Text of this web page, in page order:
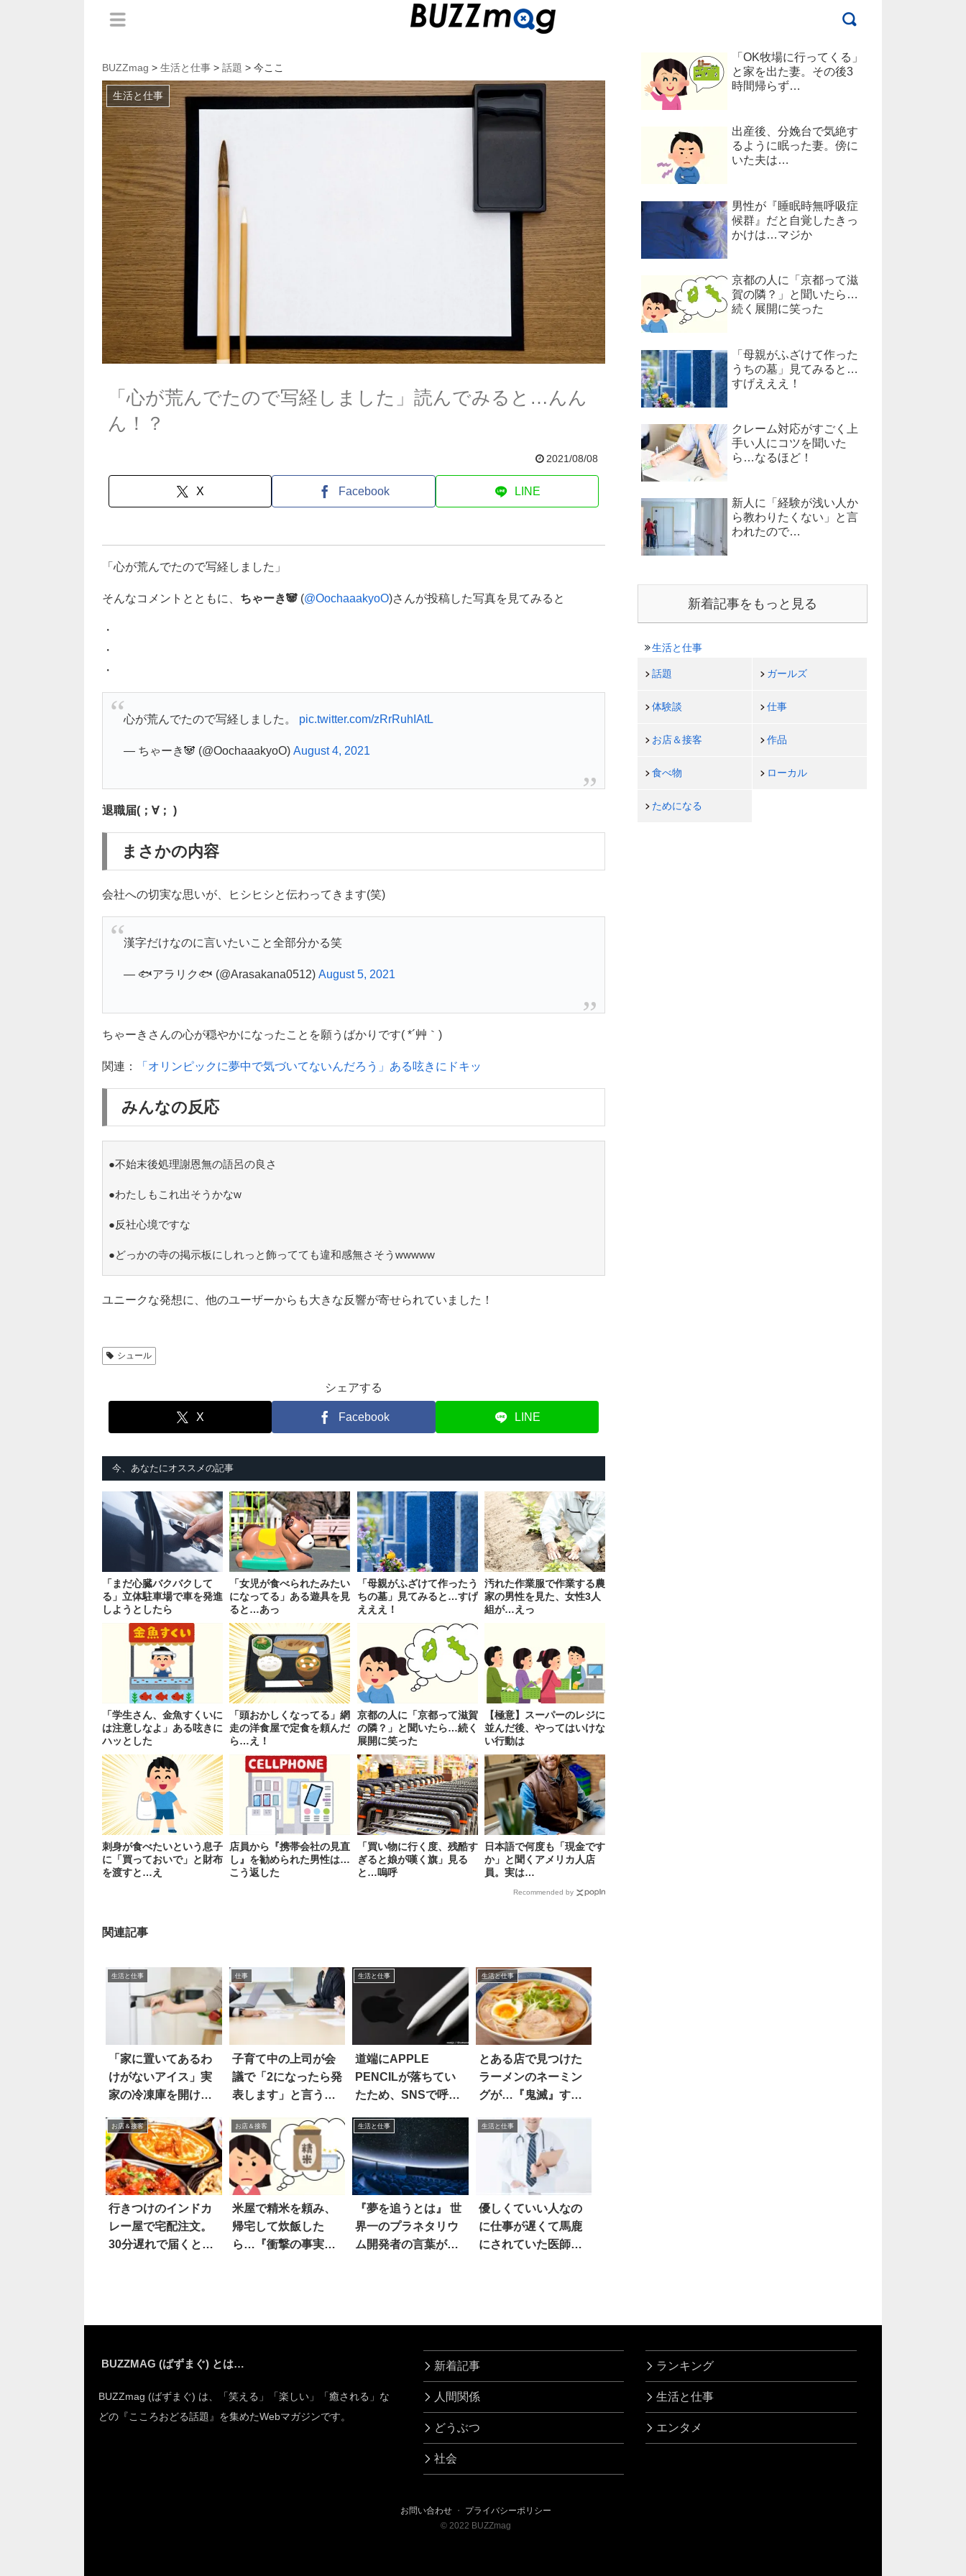
BUZZmag > 生活と仕事 > 話題 > 今ここ
生活と仕事
「心が荒んでたので写経しました」読んでみると…んん
ん！？
2021/08/08
X Facebook LINE
「心が荒んでたので写経しました」
そんなコメントとともに、 ちゃーき🐼 (@OochaaakyoO)さんが投稿した写真を見てみると
・
・
・
心が荒んでたので写経しました。 pic.twitter.com/zRrRuhIAtL
— ちゃーき🐼 (@OochaaakyoO) August 4, 2021
退職届(；∀； )
まさかの内容
会社への切実な思いが、ヒシヒシと伝わってきます(笑)
漢字だけなのに言いたいこと全部分かる笑
— 🐟アラリク🐟 (@Arasakana0512) August 5, 2021
ちゃーきさんの心が穏やかになったことを願うばかりです( *´艸｀)
関連： 「オリンピックに夢中で気づいてないんだろう」ある呟きにドキッ
みんなの反応
●不始末後処理謝恩無の語呂の良さ
●わたしもこれ出そうかなw
●反社心境ですな
●どっかの寺の掲示板にしれっと飾ってても違和感無さそうwwwww
ユニークな発想に、他のユーザーからも大きな反響が寄せられていました！
シュール
シェアする
X Facebook LINE
今、あなたにオススメの記事
「まだ心臓バクバクして
る」立体駐車場で車を発進
しようとしたら
「女児が食べられたみたい
になってる」ある遊具を見
ると…あっ
「母親がふざけて作ったう
ちの墓」見てみると…すげ
えええ！
汚れた作業服で作業する農
家の男性を見た、女性3人
組が…えっ
「学生さん、金魚すくいに
は注意しなよ」ある呟きに
ハッとした
「頭おかしくなってる」網
走の洋食屋で定食を頼んだ
ら…え！
京都の人に「京都って滋賀
の隣？」と聞いたら…続く
展開に笑った
【極意】スーパーのレジに
並んだ後、やってはいけな
い行動は
刺身が食べたいという息子
に「買っておいで」と財布
を渡すと…え
店員から『携帯会社の見直
し』を勧められた男性は…
こう返した
「買い物に行く度、残酷す
ぎると娘が嘆く旗」見る
と…嗚呼
日本語で何度も「現金です
か」と聞くアメリカ人店
員。実は…
Recommended by
関連記事
生活と仕事
「家に置いてあるわ
けがないアイス」実
家の冷凍庫を開けた
仕事
子育て中の上司が会
議で「2になったら発
表します」と言う
生活と仕事
道端にAPPLE
PENCILが落ちてい
たため、SNSで呼び
生活と仕事
とある店で見つけた
ラーメンのネーミン
グが…『鬼滅』すぎ
お店＆接客
行きつけのインドカ
レー屋で宅配注文。
30分遅れで届くと…
お店＆接客
米屋で精米を頼み、
帰宅して炊飯した
ら…『衝撃の事実』
生活と仕事
『夢を追うとは』 世
界一のプラネタリウ
ム開発者の言葉が、
生活と仕事
優しくていい人なの
に仕事が遅くて馬鹿
にされていた医師。
「OK牧場に行ってくる」
と家を出た妻。その後3
時間帰らず…
出産後、分娩台で気絶す
るように眠った妻。傍に
いた夫は…
男性が『睡眠時無呼吸症
候群』だと自覚したきっ
かけは…マジか
京都の人に「京都って滋
賀の隣？」と聞いたら…
続く展開に笑った
「母親がふざけて作った
うちの墓」見てみると…
すげえええ！
クレーム対応がすごく上
手い人にコツを聞いた
ら…なるほど！
新人に「経験が浅い人か
ら教わりたくない」と言
われたので…
新着記事をもっと見る
生活と仕事
話題 ガールズ
体験談 仕事
お店＆接客 作品
食べ物 ローカル
ためになる
BUZZMAG (ばずまぐ) とは…
BUZZmag (ばずまぐ) は、「笑える」「楽しい」「癒される」な
どの『こころおどる話題』を集めたWebマガジンです。
新着記事
人間関係
どうぶつ
社会
ランキング
生活と仕事
エンタメ
お問い合わせ ・ プライバシーポリシー
© 2022 BUZZmag